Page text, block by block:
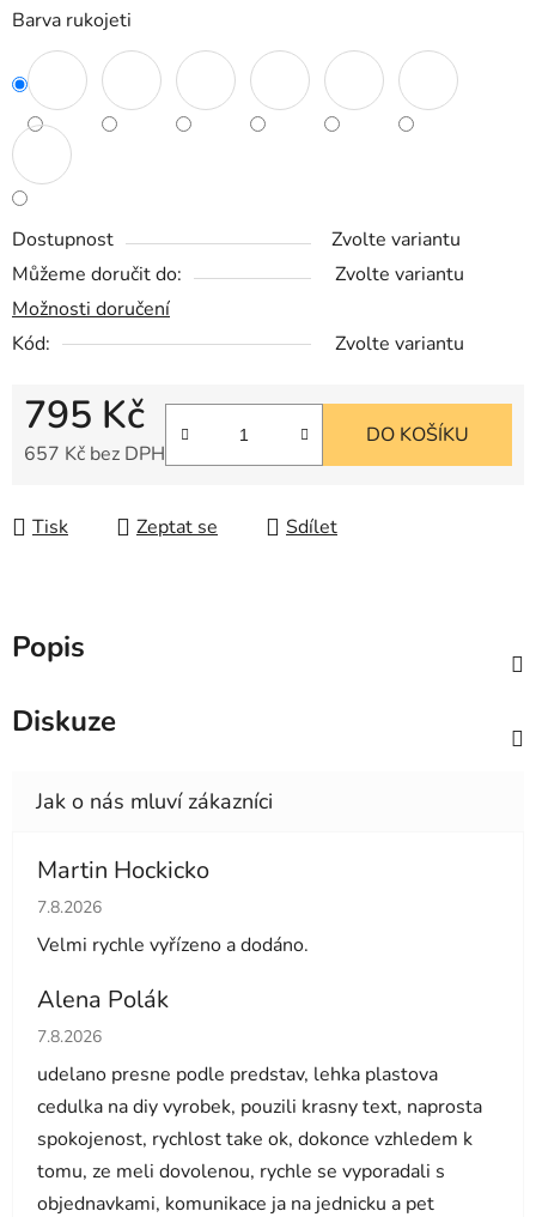
Barva rukojeti
Dostupnost
Zvolte variantu
Můžeme doručit do:
Zvolte variantu
Možnosti doručení
Kód:
Zvolte variantu
795 Kč
657 Kč bez DPH
DO KOŠÍKU
Tisk Zeptat se Sdílet
Popis
Diskuze
Martin Hockicko
Hodnocení obchodu je 5 z 5 hvězdiček.
7.8.2026
Velmi rychle vyřízeno a dodáno.
Alena Polák
Hodnocení obchodu je 5 z 5 hvězdiček.
7.8.2026
udelano presne podle predstav, lehka plastova
cedulka na diy vyrobek, pouzili krasny text, naprosta
spokojenost, rychlost take ok, dokonce vzhledem k
tomu, ze meli dovolenou, rychle se vyporadali s
objednavkami, komunikace ja na jednicku a pet